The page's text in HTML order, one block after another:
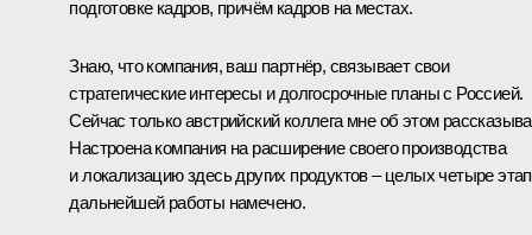
подготовке кадров, причём кадров на местах.
Знаю, что компания, ваш партнёр, связывает свои
стратегические интересы и долгосрочные планы с Россией.
Сейчас только австрийский коллега мне об этом
Настроена компания на расширение своего производства
и локализацию здесь других продуктов – целых четыре
дальнейшей работы намечено.